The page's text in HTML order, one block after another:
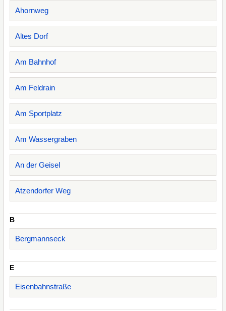
Ahornweg
Altes Dorf
Am Bahnhof
Am Feldrain
Am Sportplatz
Am Wassergraben
An der Geisel
Atzendorfer Weg
B
Bergmannseck
E
Eisenbahnstraße